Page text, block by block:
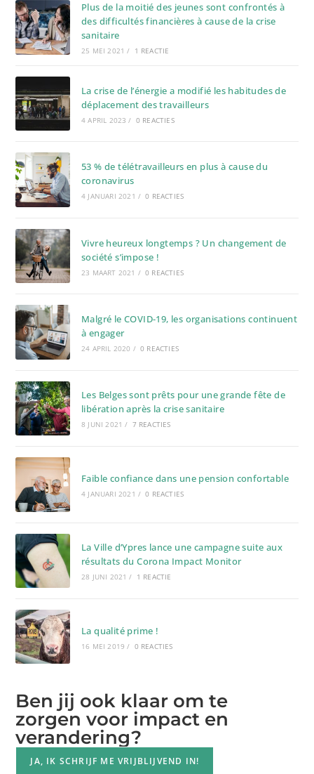
Plus de la moitié des jeunes sont confrontés à
des difficultés financières à cause de la crise
sanitaire
25 MEI 2021 / 1 REACTIE
La crise de l’énergie a modifié les habitudes de
déplacement des travailleurs
4 APRIL 2023 / 0 REACTIES
53 % de télétravailleurs en plus à cause du
coronavirus
4 JANUARI 2021 / 0 REACTIES
Vivre heureux longtemps ? Un changement de
société s’impose !
23 MAART 2021 / 0 REACTIES
Malgré le COVID-19, les organisations continuent
à engager
24 APRIL 2020 / 0 REACTIES
Les Belges sont prêts pour une grande fête de
libération après la crise sanitaire
8 JUNI 2021 / 7 REACTIES
Faible confiance dans une pension confortable
4 JANUARI 2021 / 0 REACTIES
La Ville d’Ypres lance une campagne suite aux
résultats du Corona Impact Monitor
28 JUNI 2021 / 1 REACTIE
La qualité prime !
16 MEI 2019 / 0 REACTIES
Ben jij ook klaar om te
zorgen voor impact en
verandering?
JA, IK SCHRIJF ME VRIJBLIJVEND IN!